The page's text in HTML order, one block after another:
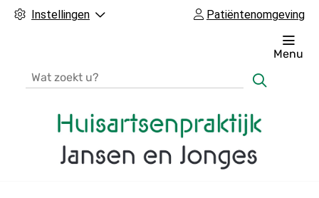
Instellingen Patiëntenomgeving
Menu